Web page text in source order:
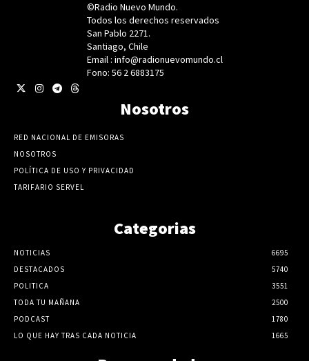
©Radio Nuevo Mundo.
Todos los derechos reservados
San Pablo 2271.
Santiago, Chile
Email : info@radionuevomundo.cl
Fono: 56 2 6883175
Nosotros
RED NACIONAL DE EMISORAS
NOSOTROS
POLÍTICA DE USO Y PRIVACIDAD
TARIFARIO SERVEL
Categorias
NOTICIAS
6695
DESTACADOS
5740
POLITICA
3551
TODA TU MAÑANA
2500
PODCAST
1780
LO QUE HAY TRAS CADA NOTICIA
1665